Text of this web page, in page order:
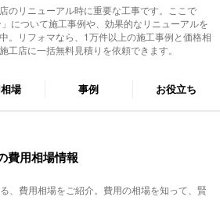
のリニューアル時に重要な工事です。ここで
」について施工事例や、効果的なリニューアルを
。リフォマなら、1万件以上の施工事例と価格相
工店に一括無料見積りを依頼できます。
場 事例 お役立ち
費用相場情報
、費用相場をご紹介。費用の相場を知って、賢